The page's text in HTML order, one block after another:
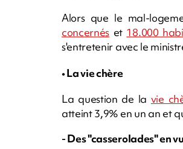
Alors que le mal-
concernés et 18.000
s'entretenir avec le
• La vie chère
La question de la vie
atteint 3,9% en un an et
- Des "casserolades" en